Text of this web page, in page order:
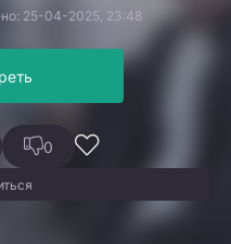
25-04-2025, 23:48
0